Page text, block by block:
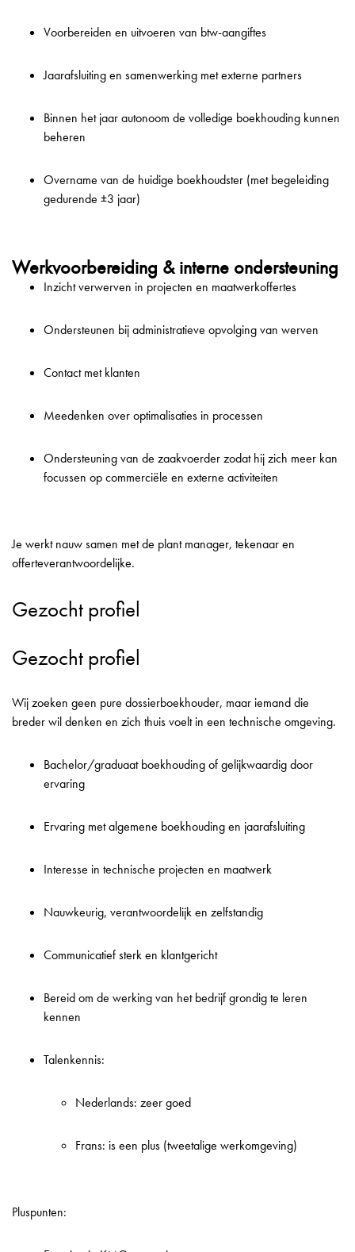
Voorbereiden en uitvoeren van btw-aangiftes
Jaarafsluiting en samenwerking met externe partners
Binnen het jaar autonoom de volledige boekhouding kunnen
beheren
Overname van de huidige boekhoudster (met begeleiding
gedurende ±3 jaar)
Werkvoorbereiding & interne ondersteuning
Inzicht verwerven in projecten en maatwerkoffertes
Ondersteunen bij administratieve opvolging van werven
Contact met klanten
Meedenken over optimalisaties in processen
Ondersteuning van de zaakvoerder zodat hij zich meer kan
focussen op commerciële en externe activiteiten
Je werkt nauw samen met de plant manager, tekenaar en
offerteverantwoordelijke.
Gezocht profiel
Gezocht profiel
Wij zoeken geen pure dossierboekhouder, maar iemand die
breder wil denken en zich thuis voelt in een technische omgeving.
Bachelor/graduaat boekhouding of gelijkwaardig door
ervaring
Ervaring met algemene boekhouding en jaarafsluiting
Interesse in technische projecten en maatwerk
Nauwkeurig, verantwoordelijk en zelfstandig
Communicatief sterk en klantgericht
Bereid om de werking van het bedrijf grondig te leren
kennen
Talenkennis:
Nederlands: zeer goed
Frans: is een plus (tweetalige werkomgeving)
Pluspunten: